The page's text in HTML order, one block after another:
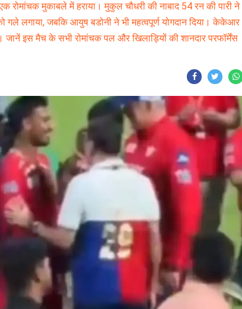
मुकाबले में हराया। मुकुल चौधरी की नाबाद 54 रन की पारी ने
लगाया, जबकि आयुष बडोनी ने भी महत्वपूर्ण योगदान दिया। केकेआर
इस मैच के सभी रोमांचक पल और खिलाड़ियों की शानदार परफॉर्मेंस